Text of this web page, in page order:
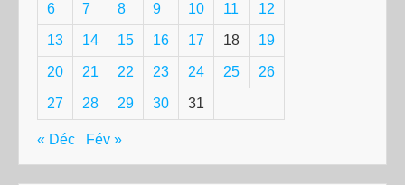
6 7 8 9 10 11 12
13 14 15 16 17 18 19
20 21 22 23 24 25 26
27 28 29 30 31
« Déc Fév »